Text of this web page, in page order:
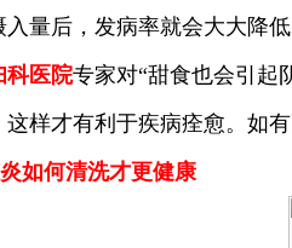
量后，发病率就会大大降低
科医院专家对“甜食也会引起
样才有利于疾病痊愈。如
如何清洗才更健康